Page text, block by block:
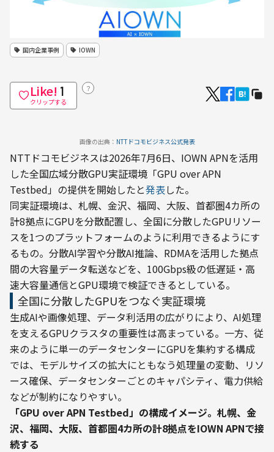
国内企業事例 IOWN
Like! 1
クリップする
？
画像の出典： NTTドコモビジネス公式発表
NTTドコモビジネスは2026年7月6日、IOWN APNを活用
した全国広域分散GPU実証環境「GPU over APN
Testbed」の提供を開始したと発表した。
同実証環境は、札幌、金沢、福岡、大阪、首都圏4カ所の
計8拠点にGPUを分散配置し、全国に分散したGPUリソー
スを1つのプラットフォームのように利用できるようにす
るもの。分散AI学習や分散AI推論、RDMAを活用した拠点
間の大容量データ転送などを、100Gbps級の低遅延・高
速大容量通信とGPU環境で検証できるとしている。
全国に分散したGPUをつなぐ実証環境
生成AIや画像処理、データ利活用の広がりにより、AI処理
を支えるGPUクラスタの重要性は高まっている。一方、従
来のように単一のデータセンターにGPUを集約する構成
では、モデルサイズの拡大にともなう処理量の変動、リソ
ース確保、データセンターごとのキャパシティ、電力供給
などが制約になりやすい。
「GPU over APN Testbed」の構成イメージ。札幌、金
沢、福岡、大阪、首都圏4カ所の計8拠点をIOWN APNで接
続する